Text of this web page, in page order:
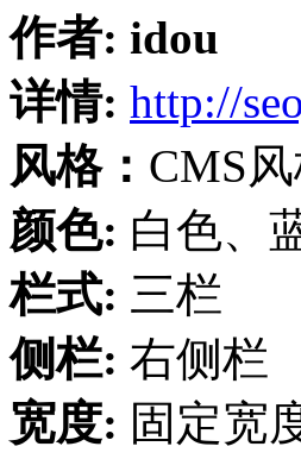
作者: idou
详情: http://
风格： CMS
颜色: 白色、
栏式: 三栏
侧栏: 右侧栏
宽度: 固定宽